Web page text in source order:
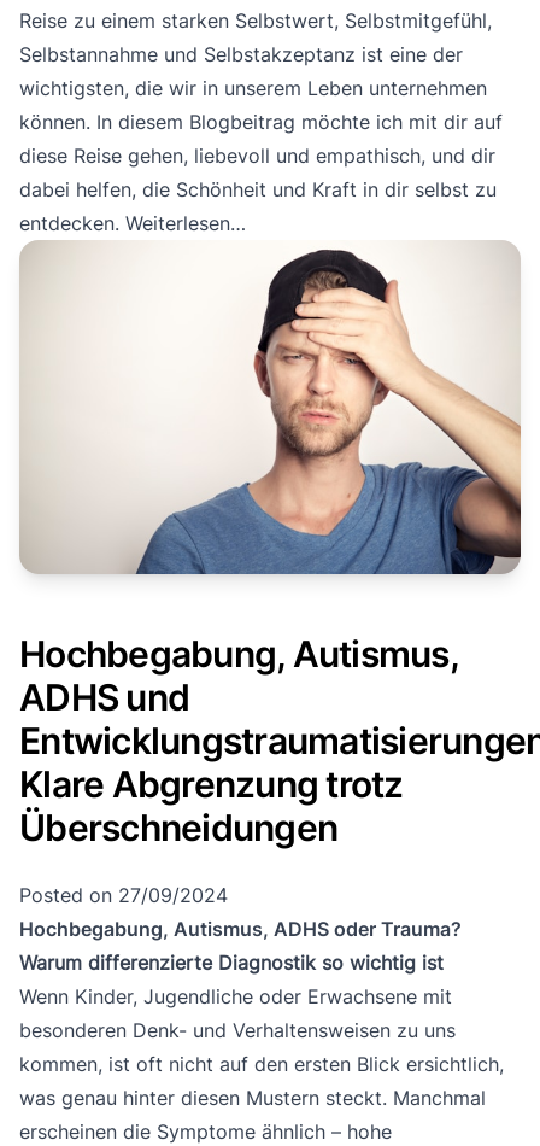
Reise zu einem starken Selbstwert, Selbstmitgefühl,
Selbstannahme und Selbstakzeptanz ist eine der
wichtigsten, die wir in unserem Leben unternehmen
können. In diesem Blogbeitrag möchte ich mit dir auf
diese Reise gehen, liebevoll und empathisch, und dir
dabei helfen, die Schönheit und Kraft in dir selbst zu
entdecken. Weiterlesen…
Hochbegabung, Autismus,
ADHS und
Klare Abgrenzung trotz
Überschneidungen
Posted on 27/09/2024
Hochbegabung, Autismus, ADHS oder Trauma?
Warum differenzierte Diagnostik so wichtig ist
Wenn Kinder, Jugendliche oder Erwachsene mit
besonderen Denk- und Verhaltensweisen zu uns
kommen, ist oft nicht auf den ersten Blick ersichtlich,
was genau hinter diesen Mustern steckt. Manchmal
erscheinen die Symptome ähnlich – hohe